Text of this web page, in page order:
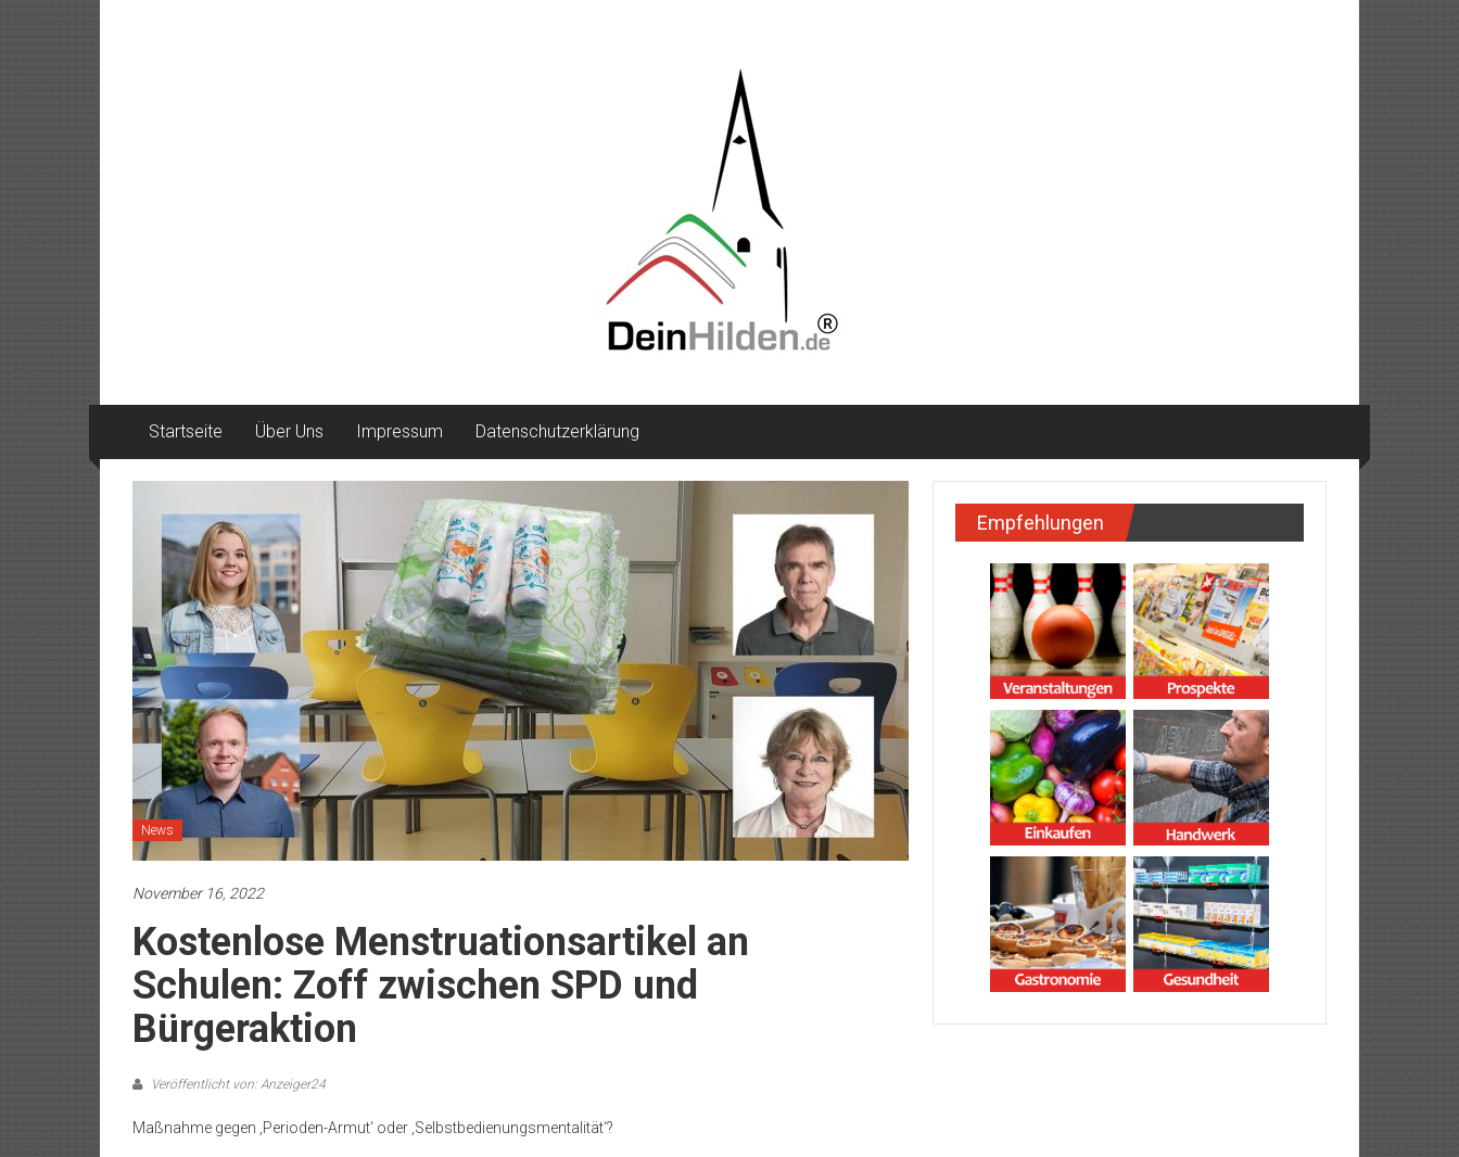
Startseite Über Uns Impressum Datenschutzerklärung
News
November 16, 2022
Kostenlose Menstruationsartikel an
Schulen: Zoff zwischen SPD und
Bürgeraktion
Veröffentlicht von: Anzeiger24
Maßnahme gegen ‚Perioden-Armut‘ oder ‚Selbstbedienungsmentalität‘?
Empfehlungen